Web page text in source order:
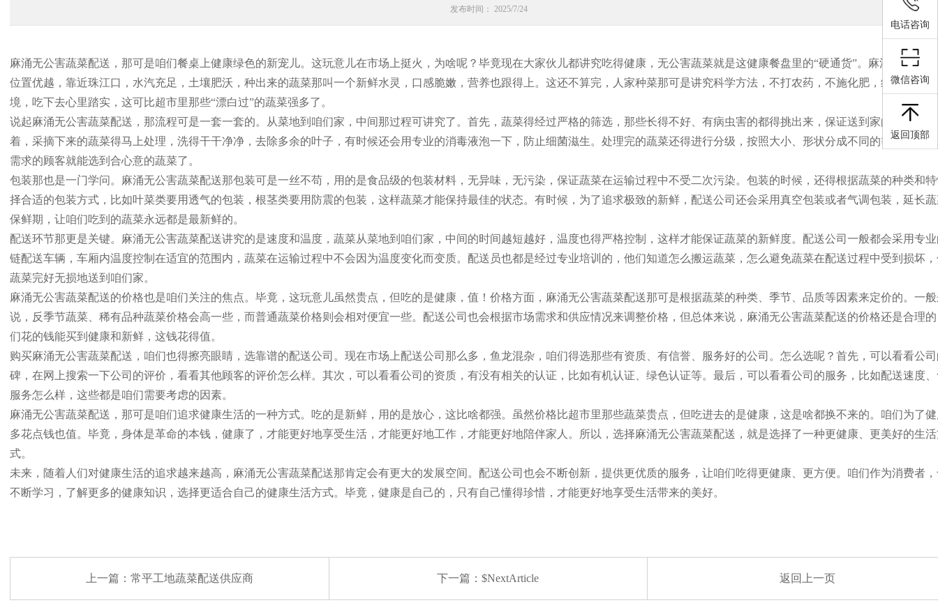
发布时间： 2025/7/24
麻涌无公害蔬菜配送，那可是咱们餐桌上健康绿色的新宠儿。这玩意儿在市场上挺火，为啥呢？毕竟现在大家伙儿都讲究吃得健康，无公害蔬菜就是这健康餐盘里的“硬通货”。麻涌这地方，
位置优越，靠近珠江口，水汽充足，土壤肥沃，种出来的蔬菜那叫一个新鲜水灵，口感脆嫩，营养也跟得上。这还不算完，人家种菜那可是讲究科学方法，不打农药，不施化肥，纯天然的
境，吃下去心里踏实，这可比超市里那些“漂白过”的蔬菜强多了。
说起麻涌无公害蔬菜配送，那流程可是一套一套的。从菜地到咱们家，中间那过程可讲究了。首先，蔬菜得经过严格的筛选，那些长得不好、有病虫害的都得挑出来，保证送到家的是精品
着，采摘下来的蔬菜得马上处理，洗得干干净净，去除多余的叶子，有时候还会用专业的消毒液泡一下，防止细菌滋生。处理完的蔬菜还得进行分级，按照大小、形状分成不同的等级，这
需求的顾客就能选到合心意的蔬菜了。
包装那也是一门学问。麻涌无公害蔬菜配送那包装可是一丝不苟，用的是食品级的包装材料，无异味，无污染，保证蔬菜在运输过程中不受二次污染。包装的时候，还得根据蔬菜的种类和
择合适的包装方式，比如叶菜类要用透气的包装，根茎类要用防震的包装，这样蔬菜才能保持最佳的状态。有时候，为了追求极致的新鲜，配送公司还会采用真空包装或者气调包装，延长
保鲜期，让咱们吃到的蔬菜永远都是最新鲜的。
配送环节那更是关键。麻涌无公害蔬菜配送讲究的是速度和温度，蔬菜从菜地到咱们家，中间的时间越短越好，温度也得严格控制，这样才能保证蔬菜的新鲜度。配送公司一般都会采用专
链配送车辆，车厢内温度控制在适宜的范围内，蔬菜在运输过程中不会因为温度变化而变质。配送员也都是经过专业培训的，他们知道怎么搬运蔬菜，怎么避免蔬菜在配送过程中受到损坏
蔬菜完好无损地送到咱们家。
麻涌无公害蔬菜配送的价格也是咱们关注的焦点。毕竟，这玩意儿虽然贵点，但吃的是健康，值！价格方面，麻涌无公害蔬菜配送那可是根据蔬菜的种类、季节、品质等因素来定价的。一
说，反季节蔬菜、稀有品种蔬菜价格会高一些，而普通蔬菜价格则会相对便宜一些。配送公司也会根据市场需求和供应情况来调整价格，但总体来说，麻涌无公害蔬菜配送的价格还是合理
们花的钱能买到健康和新鲜，这钱花得值。
购买麻涌无公害蔬菜配送，咱们也得擦亮眼睛，选靠谱的配送公司。现在市场上配送公司那么多，鱼龙混杂，咱们得选那些有资质、有信誉、服务好的公司。怎么选呢？首先，可以看看公
碑，在网上搜索一下公司的评价，看看其他顾客的评价怎么样。其次，可以看看公司的资质，有没有相关的认证，比如有机认证、绿色认证等。最后，可以看看公司的服务，比如配送速度
服务怎么样，这些都是咱们需要考虑的因素。
麻涌无公害蔬菜配送，那可是咱们追求健康生活的一种方式。吃的是新鲜，用的是放心，这比啥都强。虽然价格比超市里那些蔬菜贵点，但吃进去的是健康，这是啥都换不来的。咱们为了
多花点钱也值。毕竟，身体是革命的本钱，健康了，才能更好地享受生活，才能更好地工作，才能更好地陪伴家人。所以，选择麻涌无公害蔬菜配送，就是选择了一种更健康、更美好的生
式。
未来，随着人们对健康生活的追求越来越高，麻涌无公害蔬菜配送那肯定会有更大的发展空间。配送公司也会不断创新，提供更优质的服务，让咱们吃得更健康、更方便。咱们作为消费者
不断学习，了解更多的健康知识，选择更适合自己的健康生活方式。毕竟，健康是自己的，只有自己懂得珍惜，才能更好地享受生活带来的美好。
上一篇： 常平工地蔬菜配送供应商 下一篇：$NextArticle 返回上一页
电话咨询
微信咨询
返回顶部